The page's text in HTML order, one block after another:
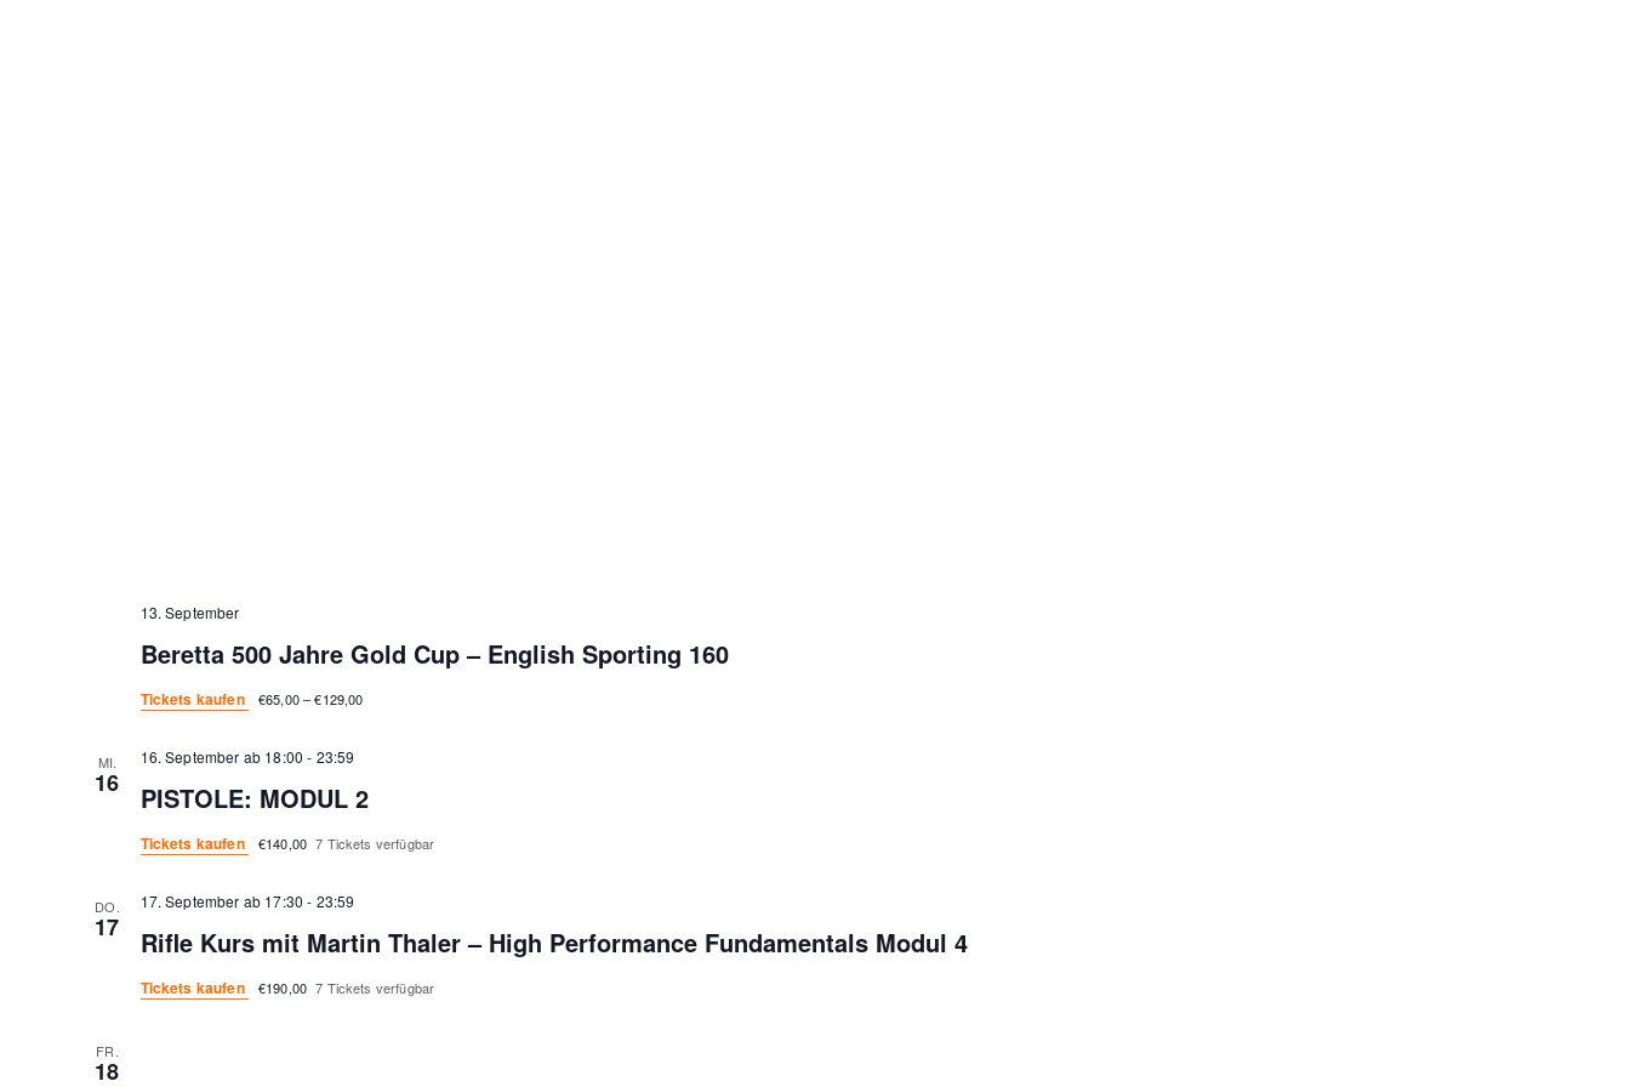
Beretta 500 Jahre Gold Cup – English Sporting 160
13. September
Tickets kaufen €65,00 – €129,00
MI.
16 PISTOLE: MODUL 2
16. September ab 18:00 - 23:59
Tickets kaufen €140,00 7 Tickets verfügbar
DO.
17 Rifle Kurs mit Martin Thaler – High Performance Fundamentals Modul 4
17. September ab 17:30 - 23:59
Tickets kaufen €190,00 7 Tickets verfügbar
FR.
18